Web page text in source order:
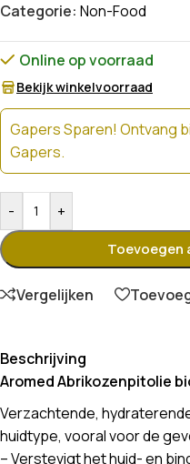
Categorie: Non-Food
Online op voorraad
Bekijk winkelvoorraad
Gapers Sparen! Ontvang
Gapers.
- +
Toevoegen
Vergelijken
Beschrijving
Aromed Abrikozenpitolie
Verzachtende,
huidtype, vooral voor de
– Verstevigt het huid- en